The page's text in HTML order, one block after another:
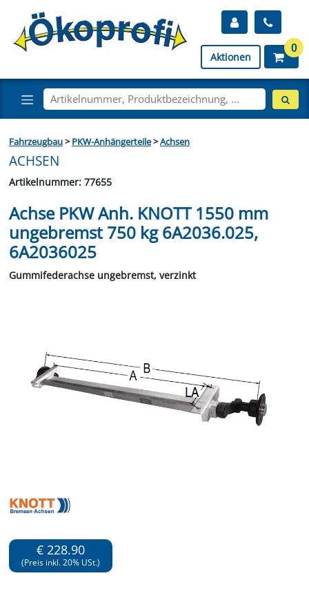
Aktionen
0
Fahrzeugbau>PKW-Anhängerteile>Achsen
ACHSEN
Artikelnummer: 77655
Achse PKW Anh. KNOTT 1550 mm
ungebremst 750 kg 6A2036.025,
6A2036025
Gummifederachse ungebremst, verzinkt
€ 228.90
(Preis inkl. 20% USt.)